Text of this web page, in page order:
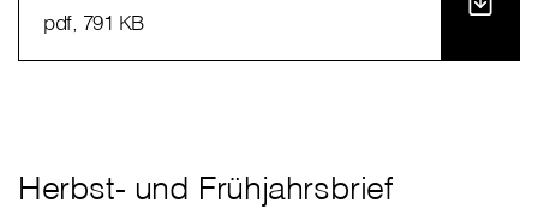
pdf, 791 KB
Herbst- und Frühjahrsbrief